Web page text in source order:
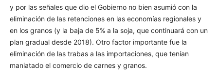
y por las señales que dio el Gobierno no bien asumió con la
eliminación de las retenciones en las economías regionales y
en los granos (y la baja de 5% a la soja, que continuará con un
plan gradual desde 2018). Otro factor importante fue la
eliminación de las trabas a las importaciones, que tenían
maniatado el comercio de carnes y granos.